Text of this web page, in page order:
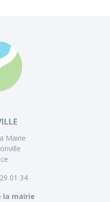
Mairie
01 34
la mairie